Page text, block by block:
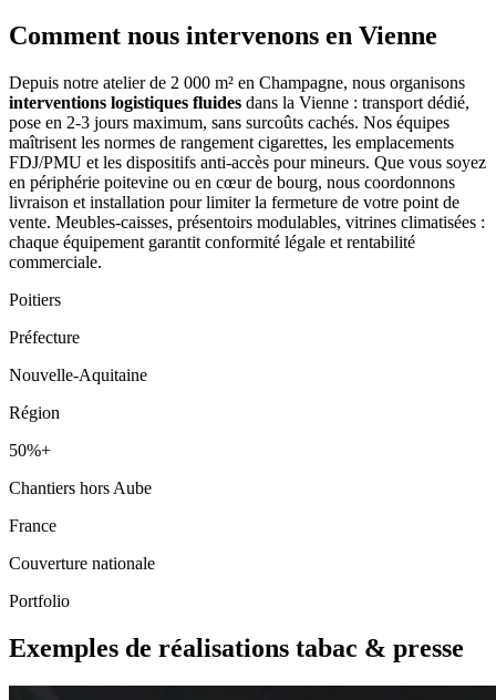
Comment nous intervenons en Vienne
Depuis notre atelier de 2 000 m² en Champagne, nous organisons
interventions logistiques fluides dans la Vienne : transport dédié,
pose en 2-3 jours maximum, sans surcoûts cachés. Nos équipes
maîtrisent les normes de rangement cigarettes, les emplacements
FDJ/PMU et les dispositifs anti-accès pour mineurs. Que vous soyez
en périphérie poitevine ou en cœur de bourg, nous coordonnons
livraison et installation pour limiter la fermeture de votre point de
vente. Meubles-caisses, présentoirs modulables, vitrines climatisées :
chaque équipement garantit conformité légale et rentabilité
commerciale.
Poitiers
Préfecture
Nouvelle-Aquitaine
Région
50%+
Chantiers hors Aube
France
Couverture nationale
Portfolio
Exemples de réalisations tabac & presse